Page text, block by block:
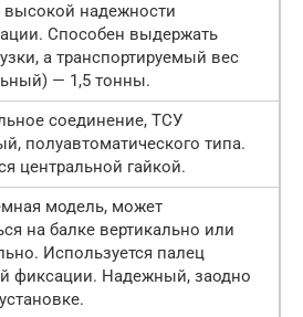
высокой надежности
Способен выдержать
а транспортируемый вес
— 1,5 тонны.
соединение, ТСУ
полуавтоматического типа.
центральной гайкой.
модель, может
на балке вертикально или
Используется палец
фиксации. Надежный, заодно